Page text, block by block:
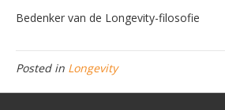
Bedenker van de Longevity-filosofie
Posted in Longevity